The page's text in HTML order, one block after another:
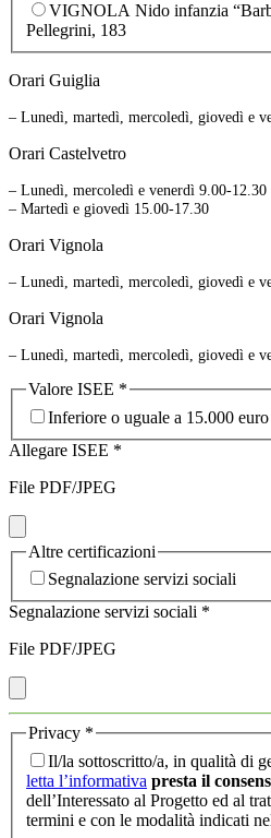
VIGNOLA Nido infanzia
Pellegrini, 183
Orari Guiglia
– Lunedì, martedì, mercoledì, giovedì e
Orari Castelvetro
– Lunedì, mercoledì e venerdì 9.00-12.30
– Martedì e giovedì 15.00-17.30
Orari Vignola
– Lunedì, martedì, mercoledì, giovedì e
Orari Vignola
– Lunedì, martedì, mercoledì, giovedì e
Valore ISEE *
Inferiore o uguale a 15.000 euro
Allegare ISEE *
File PDF/JPEG
Altre certificazioni
Segnalazione servizi sociali
Segnalazione servizi sociali *
File PDF/JPEG
Privacy *
Il/la sottoscritto/a, in qualità di
letta l’informativa presta il
dell’Interessato al Progetto ed al
termini e con le modalità indicati